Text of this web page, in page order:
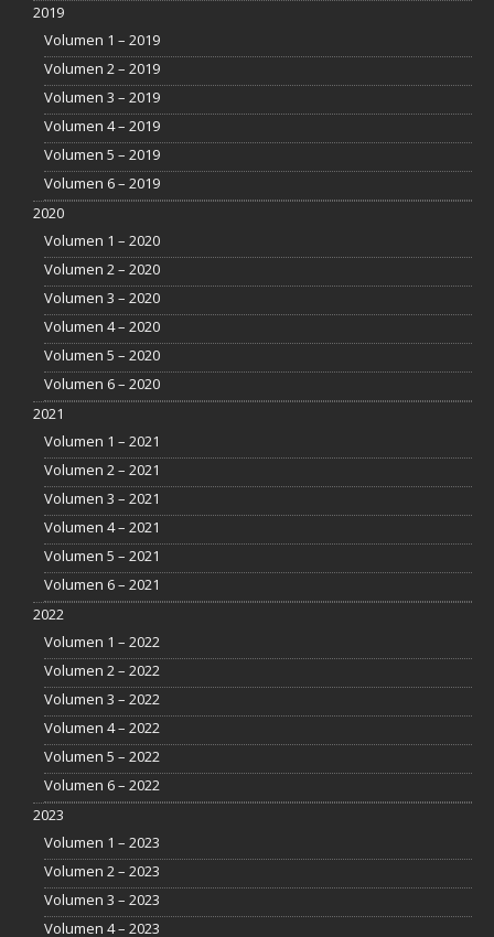
2019
Volumen 1 – 2019
Volumen 2 – 2019
Volumen 3 – 2019
Volumen 4 – 2019
Volumen 5 – 2019
Volumen 6 – 2019
2020
Volumen 1 – 2020
Volumen 2 – 2020
Volumen 3 – 2020
Volumen 4 – 2020
Volumen 5 – 2020
Volumen 6 – 2020
2021
Volumen 1 – 2021
Volumen 2 – 2021
Volumen 3 – 2021
Volumen 4 – 2021
Volumen 5 – 2021
Volumen 6 – 2021
2022
Volumen 1 – 2022
Volumen 2 – 2022
Volumen 3 – 2022
Volumen 4 – 2022
Volumen 5 – 2022
Volumen 6 – 2022
2023
Volumen 1 – 2023
Volumen 2 – 2023
Volumen 3 – 2023
Volumen 4 – 2023